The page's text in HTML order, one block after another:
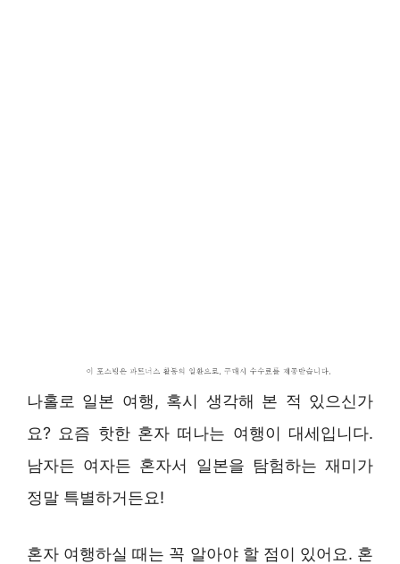
나홀로 일본 여행, 혹시 생각해 본 적 있으신가
요? 요즘 핫한 혼자 떠나는 여행이 대세입니다.
남자든 여자든 혼자서 일본을 탐험하는 재미가
정말 특별하거든요!
혼자 여행하실 때는 꼭 알아야 할 점이 있어요. 혼